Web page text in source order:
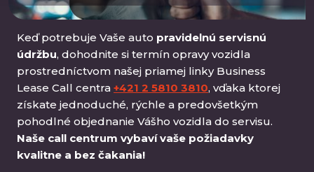
Keď potrebuje Vaše auto pravidelnú servisnú
údržbu, dohodnite si termín opravy vozidla
prostredníctvom našej priamej linky Business
Lease Call centra +421 2 5810 3810, vďaka ktorej
získate jednoduché, rýchle a predovšetkým
pohodlné objednanie Vášho vozidla do servisu.
Naše call centrum vybaví vaše požiadavky
kvalitne a bez čakania!